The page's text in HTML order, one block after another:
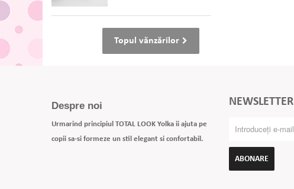
Topul vănzărilor
Despre noi
Urmarind principiul TOTAL LOOK Yolka ii ajuta pe
copii sa-si formeze un stil elegant si confortabil.
NEWSLETTER
ABONARE